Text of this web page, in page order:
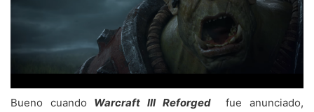
Bueno cuando Warcraft lll Reforgedfue anunciado,